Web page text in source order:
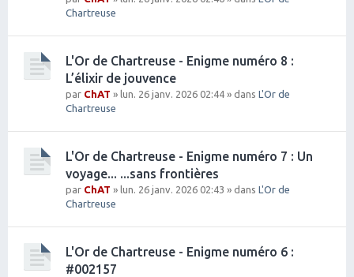
Chartreuse
L'Or de Chartreuse - Enigme numéro 8 :
L’élixir de jouvence
par ChAT » lun. 26 janv. 2026 02:44 » dans L'Or de
Chartreuse
L'Or de Chartreuse - Enigme numéro 7 : Un
voyage... ...sans frontières
par ChAT » lun. 26 janv. 2026 02:43 » dans L'Or de
Chartreuse
L'Or de Chartreuse - Enigme numéro 6 :
#002157